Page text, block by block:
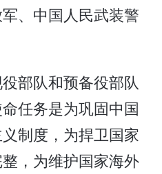
、中国人民武装警
部队和预备役部队
任务是为巩固中国
制度，为捍卫国家
，为维护国家海外